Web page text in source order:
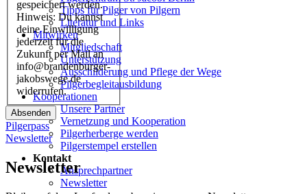
Tipps für Pilger von Pilgern
Literatur und Links
Mitwirken
Mitgliedschaft
Unterstützung
Ausschilderung und Pflege der Wege
Pilgerbegleitausbildung
Kooperationen
Unsere Partner
Vernetzung und Kooperation
Pilgerherberge werden
Pilgerstempel erstellen
Kontakt
Ansprechpartner
Newsletter
gespeichert werden.
Hinweis: Du kannst
deine Einwilligung
jederzeit für die
Zukunft per Mail an
info@brandenburger-
jakobswege.de
widerrufen.
Absenden
Pilgerpass
Newsletter
Newsletter